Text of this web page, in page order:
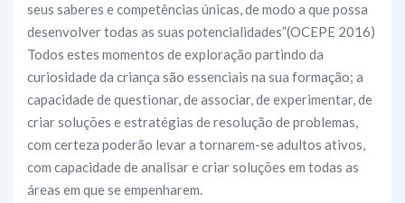
seus saberes e competências únicas, de modo a que possa
desenvolver todas as suas potencialidades”(OCEPE 2016)
Todos estes momentos de exploração partindo da
curiosidade da criança são essenciais na sua formação; a
capacidade de questionar, de associar, de experimentar, de
criar soluções e estratégias de resolução de problemas,
com certeza poderão levar a tornarem-se adultos ativos,
com capacidade de analisar e criar soluções em todas as
áreas em que se empenharem.